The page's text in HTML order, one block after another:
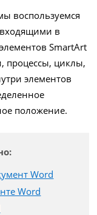
воспользуемся
в
SmartArt
процессы, циклы,
элементов
положение.
Word
Word